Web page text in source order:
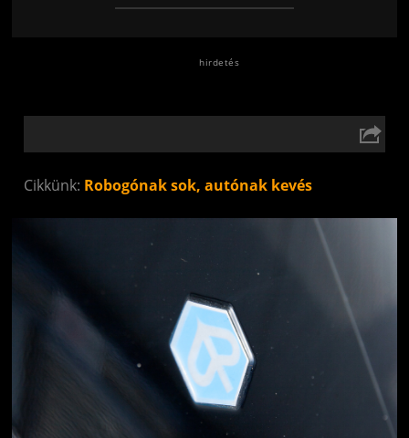
Cikkünk: Robogónak sok, autónak kevés
Jön még kép!